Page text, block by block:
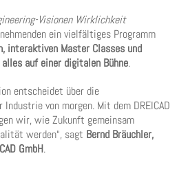
Visionen Wirklichkeit
ein vielfältiges Programm
interaktiven Master Classes und
auf einer digitalen Bühne.
entscheidet über die
von morgen. Mit dem DREICAD
wir, wie Zukunft gemeinsam
werden“, sagt Bernd Bräuchler,
GmbH.